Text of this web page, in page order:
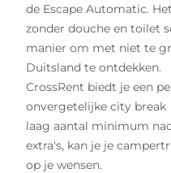
de Escape Automatic.
zonder douche en toilet
manier om met niet te
Duitsland te ontdekken.
CrossRent biedt je een
onvergetelijke city
laag aantal minimum
extra's, kan je je
op je wensen.